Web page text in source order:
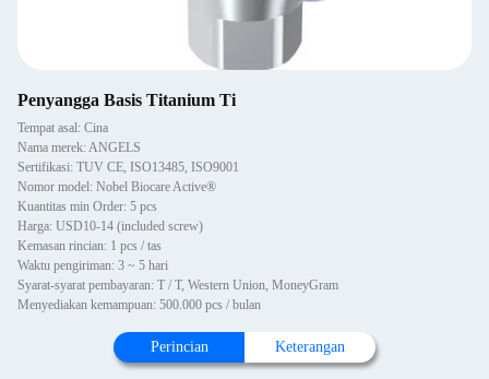
Penyangga Basis Titanium Ti
Tempat asal: Cina
Nama merek: ANGELS
Sertifikasi: TUV CE, ISO13485, ISO9001
Nomor model: Nobel Biocare Active®
Kuantitas min Order: 5 pcs
Harga: USD10-14 (included screw)
Kemasan rincian: 1 pcs / tas
Waktu pengiriman: 3 ~ 5 hari
Syarat-syarat pembayaran: T / T, Western Union, MoneyGram
Menyediakan kemampuan: 500.000 pcs / bulan
Perincian Keterangan